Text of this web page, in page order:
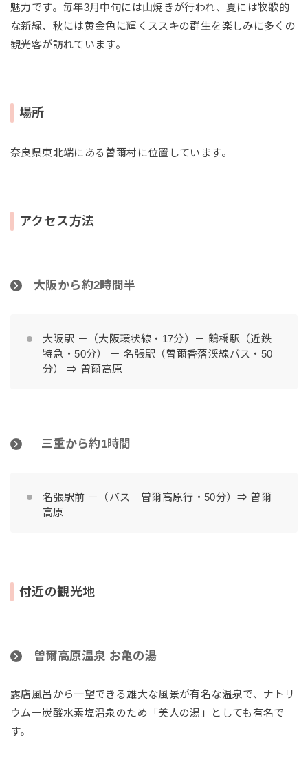
魅力です。毎年3月中旬には山焼きが行われ、夏には牧歌的
な新緑、秋には黄金色に輝くススキの群生を楽しみに多くの
観光客が訪れています。
場所
奈良県東北端にある曽爾村に位置しています。
アクセス方法
大阪から約2時間半
大阪駅 －（大阪環状線・17分）－ 鶴橋駅（近鉄
特急・50分） － 名張駅（曽爾香落渓線バス・50
分） ⇒ 曽爾高原
三重から約1時間
名張駅前 －（バス 曽爾高原行・50分）⇒ 曽爾
高原
付近の観光地
曽爾高原温泉 お亀の湯
露店風呂から一望できる雄大な風景が有名な温泉で、ナトリ
ウムー炭酸水素塩温泉のため「美人の湯」としても有名で
す。